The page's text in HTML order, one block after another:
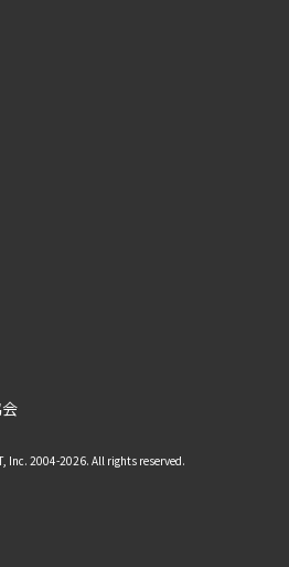
Inc. 2004-2026. All rights reserved.